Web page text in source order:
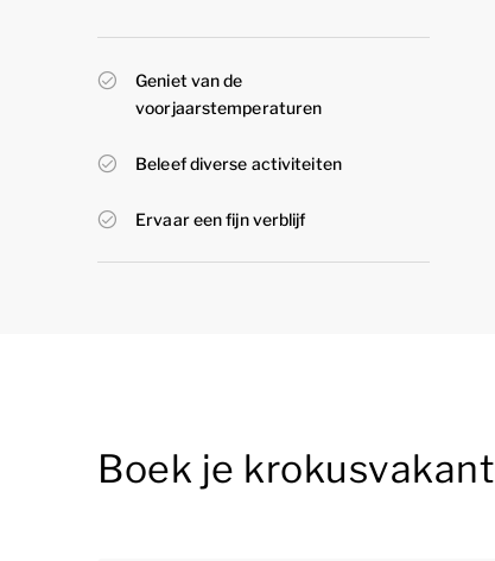
Geniet van de
voorjaarstemperaturen
Beleef diverse activiteiten
Ervaar een fijn verblijf
Boek je